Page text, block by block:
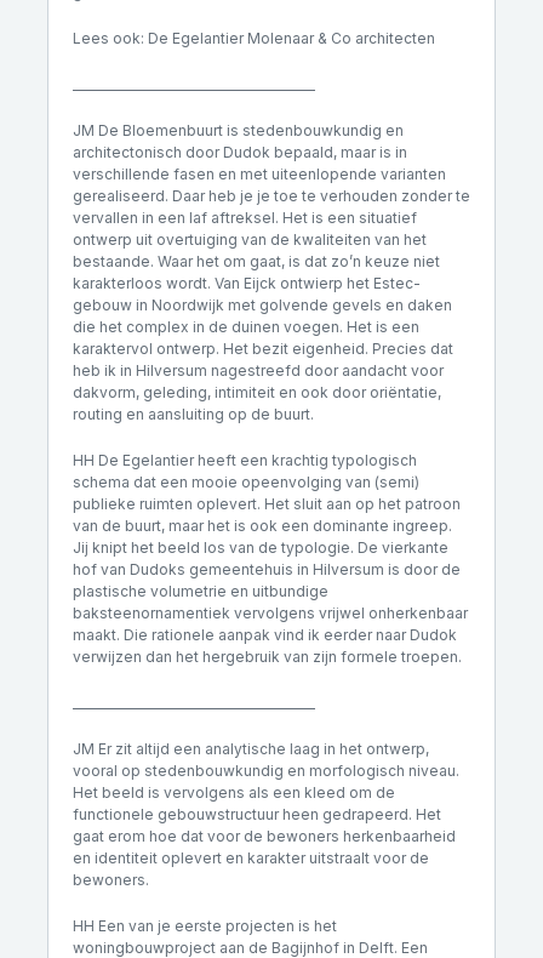
Lees ook: De Egelantier Molenaar & Co architecten
JM De Bloemenbuurt is stedenbouwkundig en
architectonisch door Dudok bepaald, maar is in
verschillende fasen en met uiteenlopende varianten
gerealiseerd. Daar heb je je toe te verhouden zonder te
vervallen in een laf aftreksel. Het is een situatief
ontwerp uit overtuiging van de kwaliteiten van het
bestaande. Waar het om gaat, is dat zo’n keuze niet
karakterloos wordt. Van Eijck ontwierp het Estec-
gebouw in Noordwijk met golvende gevels en daken
die het complex in de duinen voegen. Het is een
karaktervol ontwerp. Het bezit eigenheid. Precies dat
heb ik in Hilversum nagestreefd door aandacht voor
dakvorm, geleding, intimiteit en ook door oriëntatie,
routing en aansluiting op de buurt.
HH De Egelantier heeft een krachtig typologisch
schema dat een mooie opeenvolging van (semi)
publieke ruimten oplevert. Het sluit aan op het patroon
van de buurt, maar het is ook een dominante ingreep.
Jij knipt het beeld los van de typologie. De vierkante
hof van Dudoks gemeentehuis in Hilversum is door de
plastische volumetrie en uitbundige
baksteenornamentiek vervolgens vrijwel onherkenbaar
maakt. Die rationele aanpak vind ik eerder naar Dudok
verwijzen dan het hergebruik van zijn formele troepen.
JM Er zit altijd een analytische laag in het ontwerp,
vooral op stedenbouwkundig en morfologisch niveau.
Het beeld is vervolgens als een kleed om de
functionele gebouwstructuur heen gedrapeerd. Het
gaat erom hoe dat voor de bewoners herkenbaarheid
en identiteit oplevert en karakter uitstraalt voor de
bewoners.
HH Een van je eerste projecten is het
woningbouwproject aan de Bagijnhof in Delft. Een